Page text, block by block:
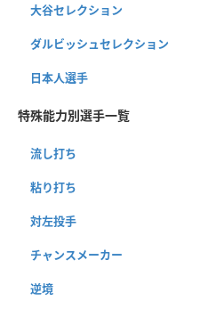
大谷セレクション
ダルビッシュセレクション
日本人選手
特殊能力別選手一覧
流し打ち
粘り打ち
対左投手
チャンスメーカー
逆境